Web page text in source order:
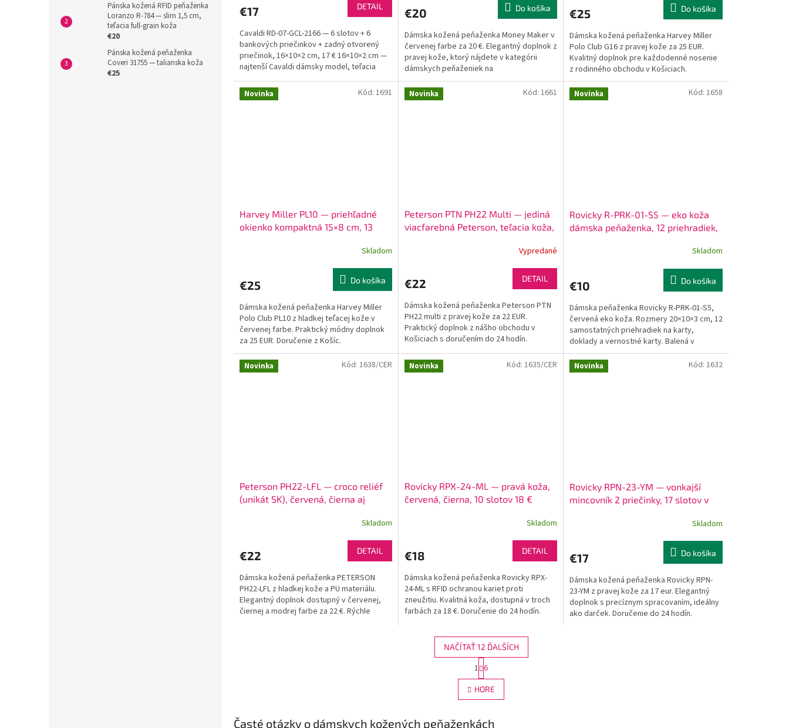
Pánska kožená RFID peňaženka
Loranzo R-784 — slim 1,5 cm,
teľacia full-grain koža
€20
Pánska kožená peňaženka
Coveri 31755 — talianska koža
€25
€17 DETAIL
Cavaldi RD-07-GCL-2166 — 6 slotov + 6
bankových priečinkov + zadný otvorený
priečinok, 16×10×2 cm, 17 € 16×10×2 cm —
najtenší Cavaldi dámsky model, teľacia
hladká koža, červená...
€20 Do košíka
Dámska kožená peňaženka Money Maker v
červenej farbe za 20 €. Elegantný doplnok z
pravej kože, ktorý nájdete v kategórii
dámskych peňaženiek na
Penazenkyshop.sk.
€25 Do košíka
Dámska kožená peňaženka Harvey Miller
Polo Club G16 z pravej kože za 25 EUR.
Kvalitný doplnok pre každodenné nosenie
z rodinného obchodu v Košiciach.
Novinka
Harvey Miller PL10 — priehľadné
okienko kompaktná 15×8 cm, 13
Skladom
€25 Do košíka
Dámska kožená peňaženka Harvey Miller
Polo Club PL10 z hladkej teľacej kože v
červenej farbe. Praktický módny doplnok
za 25 EUR. Doručenie z Košíc.
Kód: 1691 Novinka
Peterson PTN PH22 Multi — jediná
viacfarebná Peterson, teľacia koža,
Vypredané
€22 DETAIL
Dámska kožená peňaženka Peterson PTN
PH22 multi z pravej kože za 22 EUR.
Praktický doplnok z nášho obchodu v
Košiciach s doručením do 24 hodín.
Kód: 1661 Novinka
Rovicky R-PRK-01-S5 — eko koža
dámska peňaženka, 12 priehradiek,
Skladom
€10 Do košíka
Dámska peňaženka Rovicky R-PRK-01-S5,
červená eko koža. Rozmery 20×10×3 cm, 12
samostatných priehradiek na karty,
doklady a vernostné karty. Balená v
darčekovej krabičke. 2 roky...
Kód: 1658
Novinka
Peterson PH22-LFL — croco reliéf
(unikát SK), červená, čierna aj
Skladom
€22 DETAIL
Dámska kožená peňaženka PETERSON
PH22-LFL z hladkej kože a PU materiálu.
Elegantný doplnok dostupný v červenej,
čiernej a modrej farbe za 22 €. Rýchle
Kód: 1638/CER Novinka
Rovicky RPX-24-ML — pravá koža,
červená, čierna, 10 slotov 18 €
Skladom
€18 DETAIL
Dámska kožená peňaženka Rovicky RPX-
24-ML s RFID ochranou kariet proti
zneužitiu. Kvalitná koža, dostupná v troch
farbách za 18 €. Doručenie do 24 hodín.
Kód: 1635/CER Novinka
Rovicky RPN-23-YM — vonkajší
mincovník 2 priečinky, 17 slotov v
Skladom
€17 Do košíka
Dámska kožená peňaženka Rovicky RPN-
23-YM z pravej kože za 17 eur. Elegantný
doplnok s precíznym spracovaním, ideálny
ako darček. Doručenie do 24 hodín.
Kód: 1632
O
v
l
d
NAČÍTAŤ 12 ĎALŠÍCH
t
r
á
n
o
1 6
HORE
Časté otázky o dámskych kožených peňaženkách